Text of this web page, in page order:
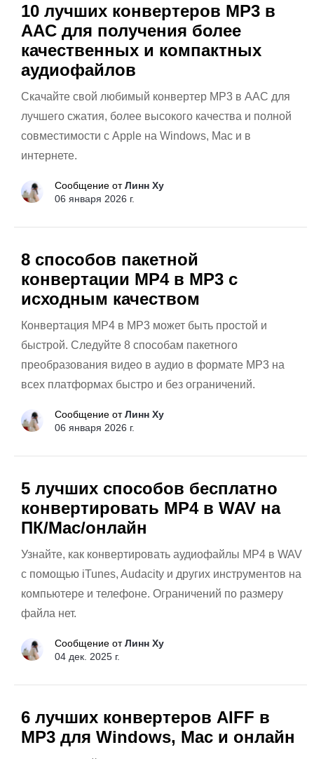
10 лучших конвертеров MP3 в
AAC для получения более
качественных и компактных
аудиофайлов
Скачайте свой любимый конвертер MP3 в AAC для
лучшего сжатия, более высокого качества и полной
совместимости с Apple на Windows, Mac и в
интернете.
Сообщение отЛинн Ху
06 января 2026 г.
8 способов пакетной
конвертации MP4 в MP3 с
исходным качеством
Конвертация MP4 в MP3 может быть простой и
быстрой. Следуйте 8 способам пакетного
преобразования видео в аудио в формате MP3 на
всех платформах быстро и без ограничений.
Сообщение отЛинн Ху
06 января 2026 г.
5 лучших способов бесплатно
конвертировать MP4 в WAV на
ПК/Mac/онлайн
Узнайте, как конвертировать аудиофайлы MP4 в WAV
с помощью iTunes, Audacity и других инструментов на
компьютере и телефоне. Ограничений по размеру
файла нет.
Сообщение отЛинн Ху
04 дек. 2025 г.
6 лучших конвертеров AIFF в
MP3 для Windows, Mac и онлайн